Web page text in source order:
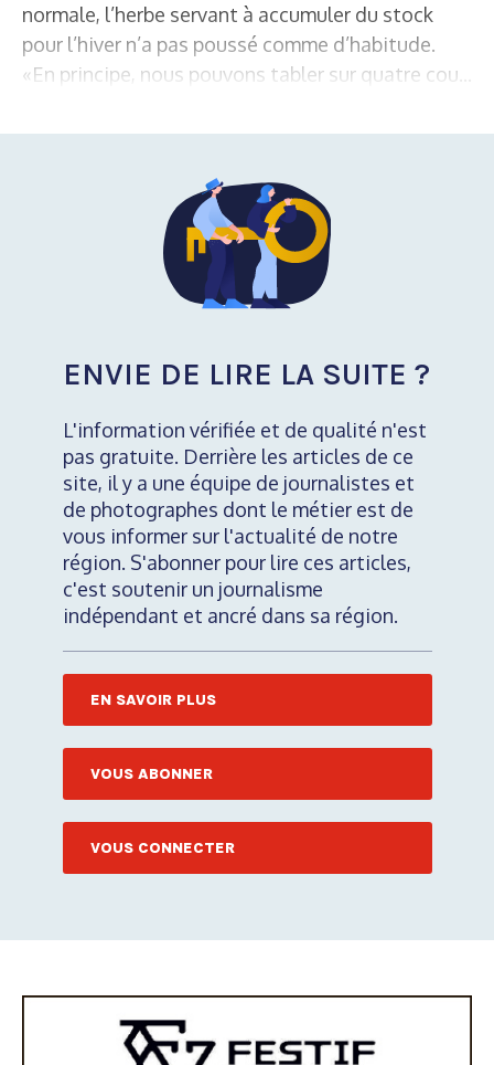
normale, l’herbe servant à accumuler du stock
pour l’hiver n’a pas poussé comme d’habitude.
«En principe, nous pouvons tabler sur quatre cou...
ENVIE DE LIRE LA SUITE ?
L'information vérifiée et de qualité n'est
pas gratuite. Derrière les articles de ce
site, il y a une équipe de journalistes et
de photographes dont le métier est de
vous informer sur l'actualité de notre
région. S'abonner pour lire ces articles,
c'est soutenir un journalisme
indépendant et ancré dans sa région.
EN SAVOIR PLUS
VOUS ABONNER
VOUS CONNECTER